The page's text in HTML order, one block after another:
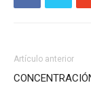
Artículo anterior